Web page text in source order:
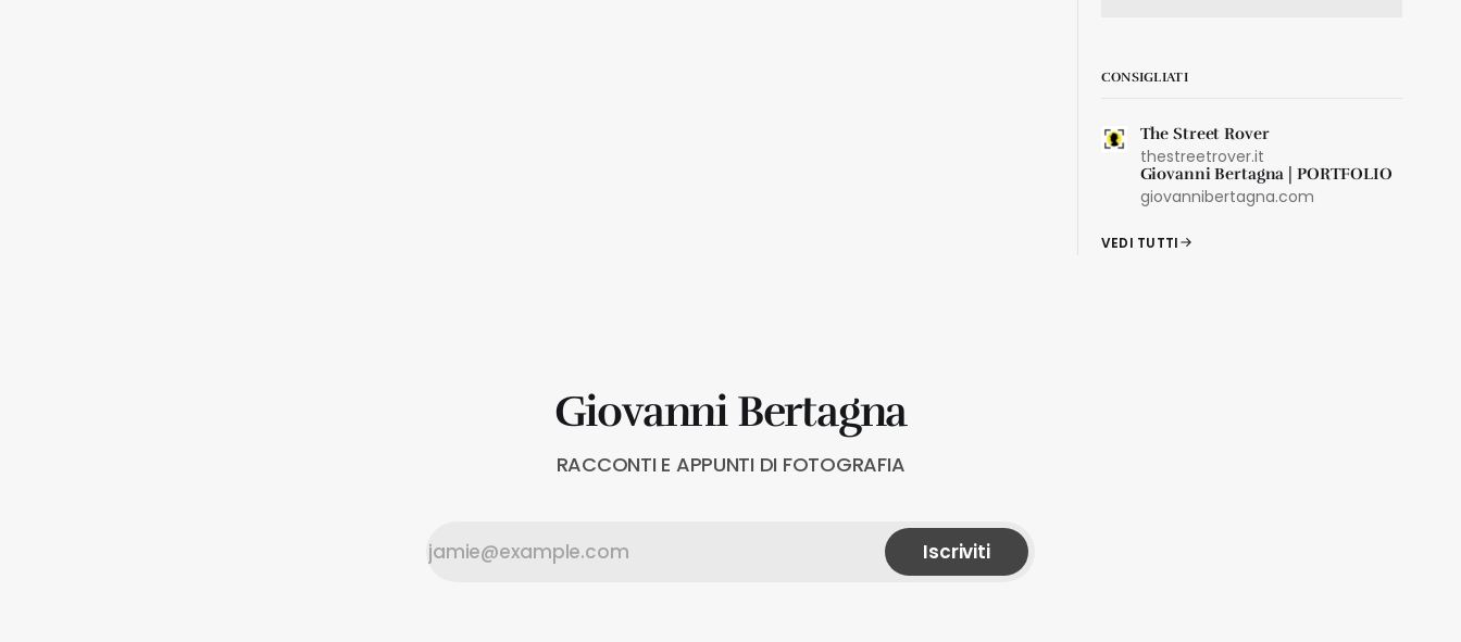
CONSIGLIATI
The Street Rover
thestreetrover.it
Giovanni Bertagna | PORTFOLIO
giovannibertagna.com
VEDI TUTTI
Giovanni Bertagna
RACCONTI E APPUNTI DI FOTOGRAFIA
Iscriviti